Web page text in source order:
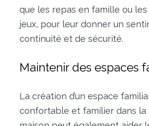
que les repas en famille ou les
jeux, pour leur donner un
continuité et de sécurité.
Maintenir des espaces
La création d’un espace
confortable et familier dans la